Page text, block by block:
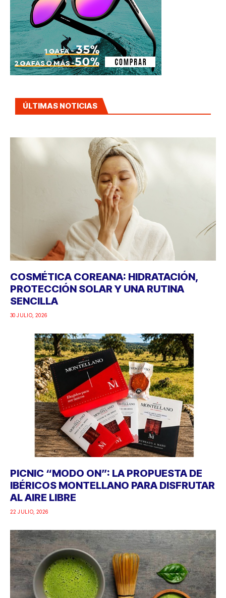
ÚLTIMAS NOTICIAS
COSMÉTICA COREANA: HIDRATACIÓN,
PROTECCIÓN SOLAR Y UNA RUTINA
SENCILLA
30 JULIO, 2026
PICNIC “MODO ON”: LA PROPUESTA DE
IBÉRICOS MONTELLANO PARA DISFRUTAR
AL AIRE LIBRE
22 JULIO, 2026